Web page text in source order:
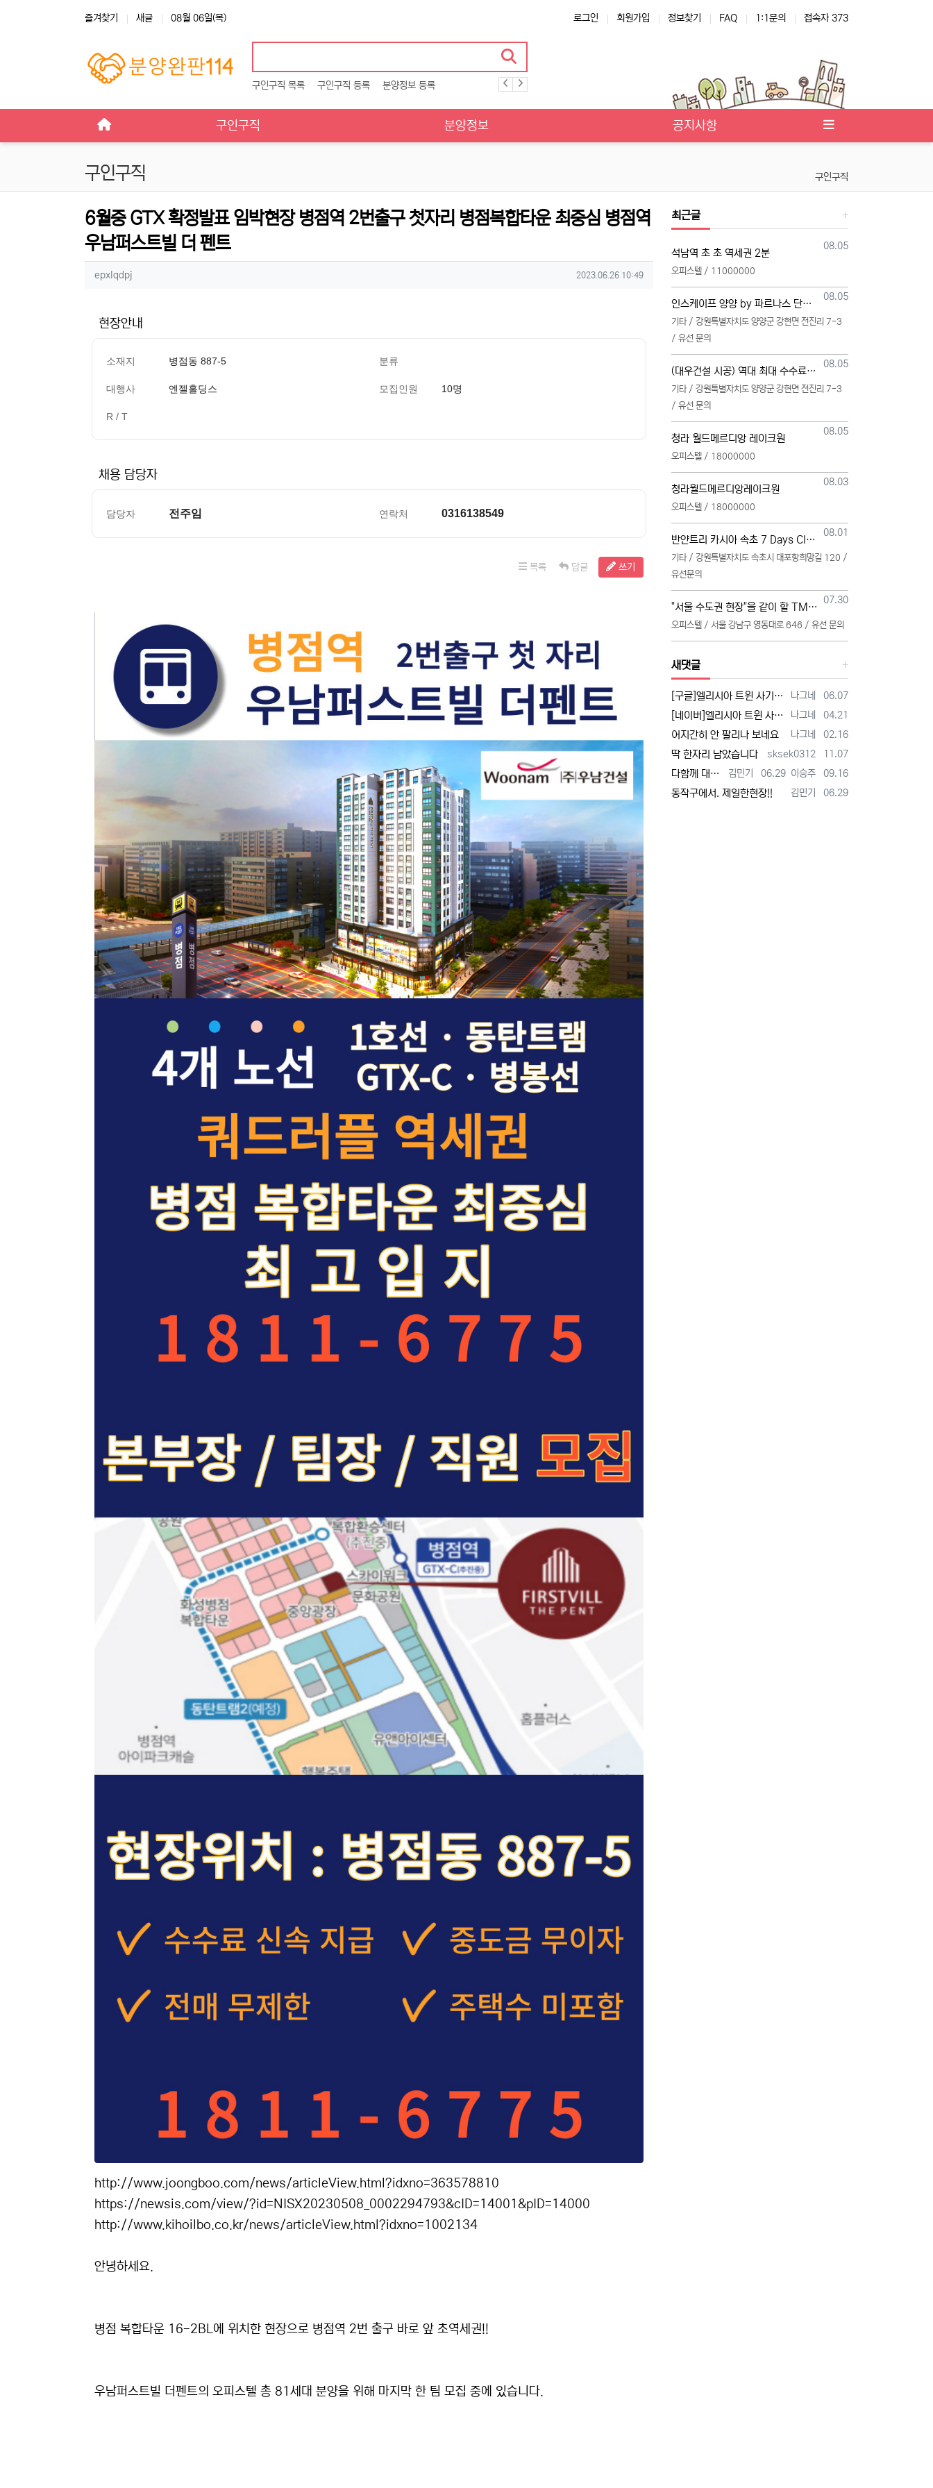
즐겨찾기 새글 08월 06일(목) 로그인 회원가입 정보찾기 FAQ 1:1문의 접속자 373
구인구직 목록 구인구직 등록 분양정보 등록
구인구직 분양정보 공지사항
구인구직 구인구직
6월중 GTX 확정발표 임박현장 병점역 2번출구 첫자리 병점복합타운 최중심 병점역
우남퍼스트빌 더 펜트
작성자 정보
epxlqdpj 작성일
2023.06.26 10:49
현장안내
소재지 병점동 887-5 분류
대행사 엔젤홀딩스 모집인원 10명
R / T
채용 담당자
담당자 전주임 연락처 0316138549
목록 답글 쓰기
http://www.joongboo.com/news/articleView.html?idxno=363578810
https://newsis.com/view/?id=NISX20230508_0002294793&cID=14001&pID=14000
http://www.kihoilbo.co.kr/news/articleView.html?idxno=1002134
안녕하세요.
병점 복합타운 16-2BL에 위치한 현장으로 병점역 2번 출구 바로 앞 초역세권!!
우남퍼스트빌 더펜트의 오피스텔 총 81세대 분양을 위해 마지막 한 팀 모집 중에 있습니다.
최근글
등록일
08.05
석남역 초 초 역세권 2분
오피스텔 / 11000000
등록일
08.05
인스케이프 양양 by 파르나스 단일 본부 모집
기타 / 강원특별자치도 양양군 강현면 전진리 7-3
/ 유선 문의
등록일
08.05
(대우건설 시공) 역대 최대 수수료 지급, 단독 단일 영업본부 선착순 모집 (팀,팀원 개별문의 가능)
기타 / 강원특별자치도 양양군 강현면 전진리 7-3
/ 유선 문의
등록일
08.05
청라 월드메르디앙 레이크원
오피스텔 / 18000000
등록일
08.03
청라월드메르디앙레이크원
오피스텔 / 18000000
등록일
08.01
반얀트리 카시아 속초 7 Days Club OwnersMembership 분양직원 모집
기타 / 강원특별자치도 속초시 대포항희망길 120 /
유선문의
등록일
07.30
"서울 수도권 현장"을 같이 할 TM 총괄, 본부, 팀, 팀원 모집
오피스텔 / 서울 강남구 영동대로 646 / 유선 문의
새댓글
등록자
나그네 등록일
06.07
[구글]엘리시아 트윈 사기 - 검색
등록자
나그네 등록일
04.21
[네이버]엘리시아 트윈 사기 - 검색
등록자
나그네 등록일
02.16
어지간히 안 팔리나 보네요
등록자
sksek0312 등록일
11.07
딱 한자리 남았습니다
등록자
이승주 등록일
09.16
등록자
김민기 등록일
06.29
다함께 대박납니다.
등록자
김민기 등록일
06.29
동작구에서. 제일한현장!!